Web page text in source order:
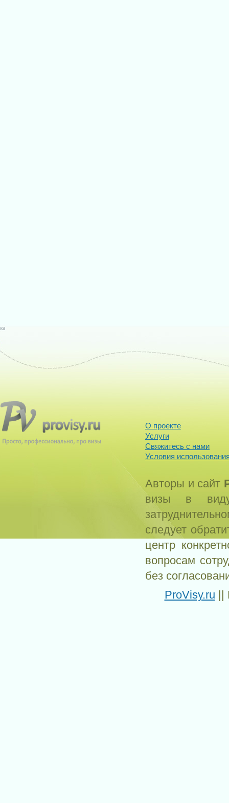
О проекте
Услуги
Свяжитесь с нами
Условия
Авторы и сайт
визы в виду
следует
центр
вопросам
без
ProVisy.ru ||